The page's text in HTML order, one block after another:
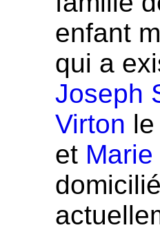
enfant
qui a
Joseph
Virton
et